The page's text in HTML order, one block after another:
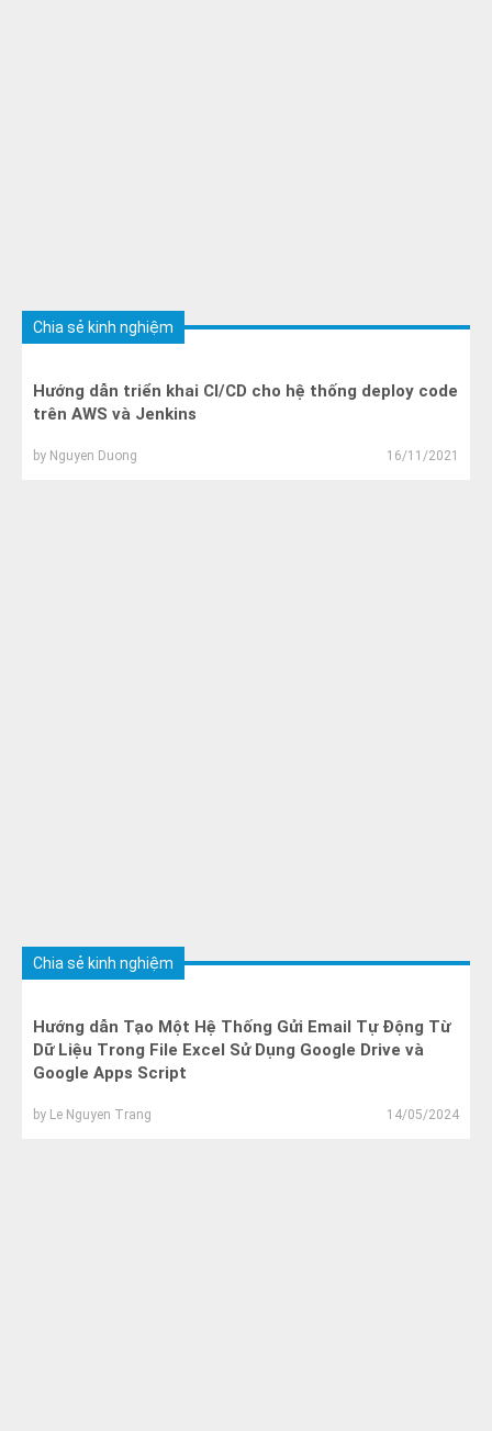
Chia sẻ kinh nghiệm
Hướng dẫn triển khai CI/CD cho hệ thống deploy code
trên AWS và Jenkins
by Nguyen Duong 16/11/2021
Chia sẻ kinh nghiệm
Hướng dẫn Tạo Một Hệ Thống Gửi Email Tự Động Từ
Dữ Liệu Trong File Excel Sử Dụng Google Drive và
Google Apps Script
by Le Nguyen Trang 14/05/2024